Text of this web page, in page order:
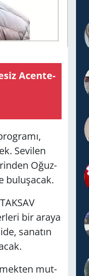
Acen­te­
Se­vi­len
Oğuz­
bu­lu­şa­cak.
bir araya
sa­na­tın
mut­